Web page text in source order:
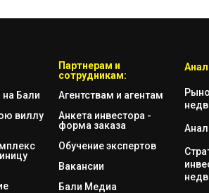
Бали
виллу
Партнерам и
сотрудникам:
Агентствам и агентам
Анкета инвестора -
форма заказа
Обучение экспертов
Вакансии
Бали Медиа